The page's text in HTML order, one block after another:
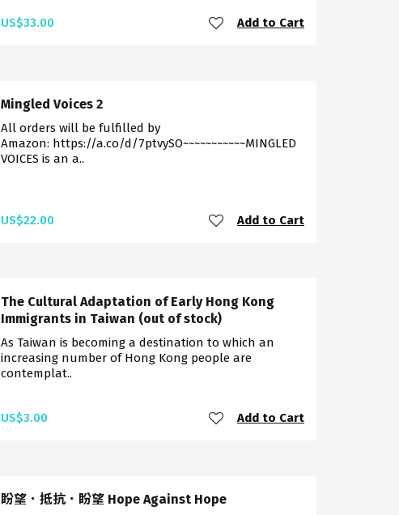
US$33.00 Add to Cart
Mingled Voices 2
All orders will be fulfilled by
Amazon: https://a.co/d/7ptvySO~~~~~~~~~~~MINGLED
VOICES is an a..
US$22.00 Add to Cart
The Cultural Adaptation of Early Hong Kong
Immigrants in Taiwan (out of stock)
As Taiwan is becoming a destination to which an
increasing number of Hong Kong people are
contemplat..
US$3.00 Add to Cart
盼望．抵抗．盼望 Hope Against Hope